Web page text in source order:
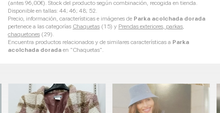
(antes 96,00€). Stock del producto según combinación, recogida en tienda.
Disponible en tallas: 44; 46; 48; 52.
Precio, información, características e imágenes de Parka acolchada dorada
pertenece a las categorías Chaquetas (15) y Prendas exteriores, parkas,
chaquetones (29).
Encuentra productos relacionados y de similares características a Parka
acolchada dorada en "Chaquetas".